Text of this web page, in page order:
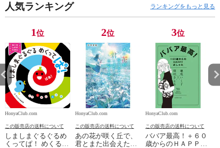
人気ランキング ランキングをもっと見る
1位
HonyaClub.com
この販売店の送料について
しましまぐるぐるめ
くってぱ！ めくるし
2位
HonyaClub.com
この販売店の送料について
あの花が咲く丘で、
君とまた出会えた
3位
HonyaClub.com
この販売店の送料について
ババア最高！＋６０
歳からのＨＡＰＰＹ